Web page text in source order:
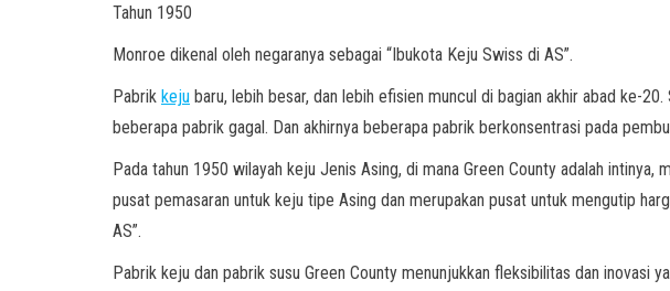
Tahun 1950
Monroe dikenal oleh negaranya sebagai “Ibukota Keju Swiss di AS”.
Pabrik keju baru, lebih besar, dan lebih efisien muncul di bagian akhir abad ke-
beberapa pabrik gagal. Dan akhirnya beberapa pabrik berkonsentrasi pada
Pada tahun 1950 wilayah keju Jenis Asing, di mana Green County adalah
pusat pemasaran untuk keju tipe Asing dan merupakan pusat untuk mengutip
AS”.
Pabrik keju dan pabrik susu Green County menunjukkan fleksibilitas dan inovasi